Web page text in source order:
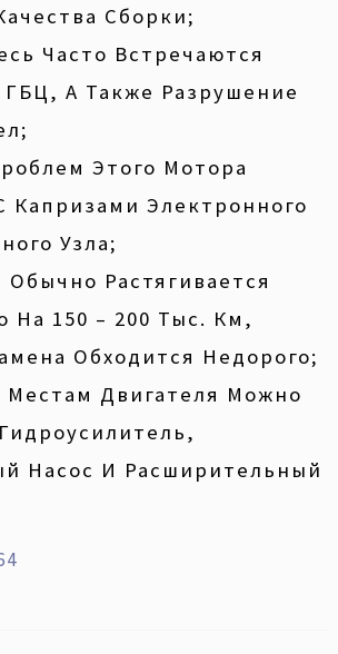
Сборки;
Часто Встречаются
А Также Разрушение
Этого Мотора
Капризами Электронного
Узла;
Растягивается
На 150 – 200 Тыс. Км,
Обходится Недорого;
Местам Двигателя Можно
Насос И Расширительный